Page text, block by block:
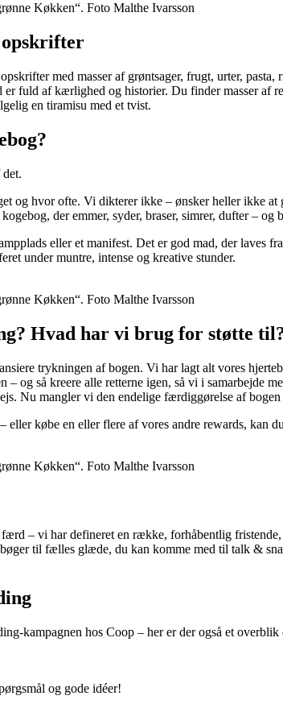
Køkken“. Foto Malthe Ivarsson
opskrifter
med masser af grøntsager, frugt, urter,
er fuld af kærlighed og historier. Du finder masser af
en tiramisu med et tvist.
og hvor ofte. Vi dikterer ikke – ønsker heller ikke
der emmer, syder, braser, simrer, dufter –
eller et manifest. Det er god mad, der laves
under muntre, intense og kreative stunder.
Køkken“. Foto Malthe Ivarsson
Hvad har vi brug for støtte
trykningen af bogen. Vi har lagt alt vores
– og så kreere alle retterne igen, så vi i samarbejde
Nu mangler vi den endelige færdiggørelse af
eller købe en eller flere af vores andre rewards, kan
Køkken“. Foto Malthe Ivarsson
– vi har defineret en række, forhåbentlig
til fælles glæde, du kan komme med til talk &
kampagnen hos Coop – her er der også et overblik
og gode idéer!